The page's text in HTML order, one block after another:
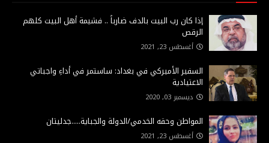
إذا كان رب البيت بالدف ضارباً .. فشيمة أهل البيت كلهم
الرقص
أغسطس 23, 2021
السفير الأميركي في بغداد: ساستمر في أداءِ واجباتي
الاعتيادية
ديسمبر 03, 2020
المواطن وحقه الخدمي/الدولة والجباية.....جدليتان
أغسطس 23, 2021